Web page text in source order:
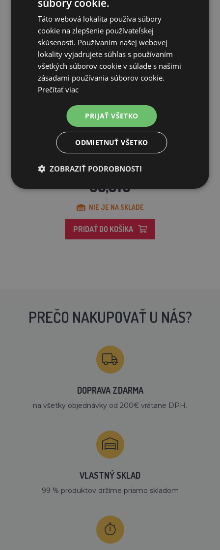
SÚVISIACE PRODUKTY
Napájací žľab pre ovce GAUN - 1 M s lištou na upevnenie
68,91€
NIE JE NA SKLADE
PRIDAŤ DO KOŠÍKA
PREČO NAKUPOVAŤ U NÁS?
DOPRAVA ZDARMA
na všetky objednávky od 200€ vrátane DPH.
VLASTNÝ SKLAD
99 % produktov držíme priamo skladom
Táto webová lokalita používa súbory
cookie na zlepšenie používateľskej
skúsenosti. Používaním našej webovej
lokality vyjadrujete súhlas s používaním
všetkých súborov cookie v súlade s našimi
zásadami používania súborov cookie.
Prečítať viac
PRIJAŤ VŠETKO
ODMIETNUŤ VŠETKO
ZOBRAZIŤ PODROBNOSTI